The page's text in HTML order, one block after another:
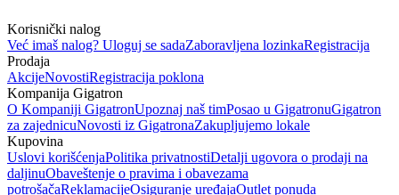
Korisnički nalog
Već imaš nalog? Uloguj se sadaZaboravljena lozinkaRegistracija
Prodaja
AkcijeNovostiRegistracija poklona
Kompanija Gigatron
O Kompaniji GigatronUpoznaj naš timPosao u GigatronuGigatron
za zajednicuNovosti iz GigatronaZakupljujemo lokale
Kupovina
Uslovi korišćenjaPolitika privatnostiDetalji ugovora o prodaji na
daljinuObaveštenje o pravima i obavezama
potrošačaReklamacijeOsiguranje uređajaOutlet ponuda